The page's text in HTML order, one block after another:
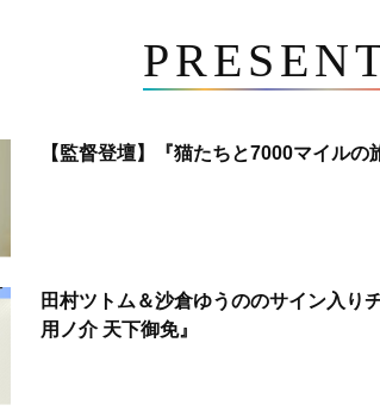
【監督登壇】『猫たちと7000マイル
田村ツトム＆沙倉ゆうののサイン入り
用ノ介 天下御免』